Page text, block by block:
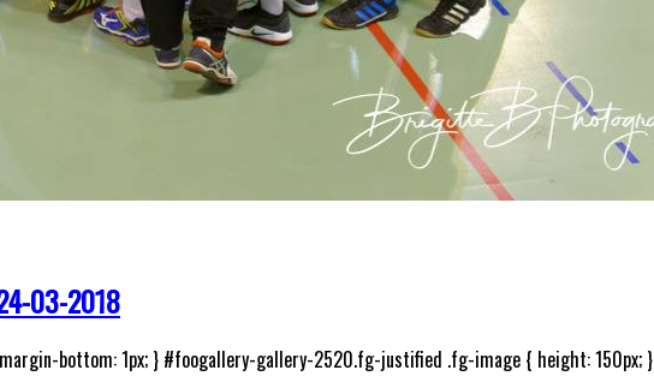
03-2018
bottom: 1px; } #foogallery-gallery-2520.fg-justified .fg-image { height: 150px; }